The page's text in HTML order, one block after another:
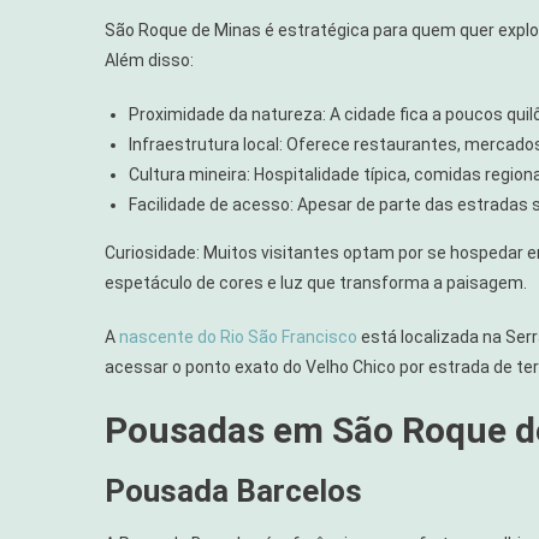
São Roque de Minas é estratégica para quem quer
Além disso:
Proximidade da natureza: A cidade fica a poucos
Infraestrutura local: Oferece restaurantes,
Cultura mineira: Hospitalidade típica, comidas
Facilidade de acesso: Apesar de parte das
Curiosidade: Muitos visitantes optam por se hospedar
espetáculo de cores e luz que transforma a paisagem.
Anascente do Rio São Francisco está localizada na
acessar o ponto exato do Velho Chico por estrada de
Pousadas em São Roque
Pousada Barcelos